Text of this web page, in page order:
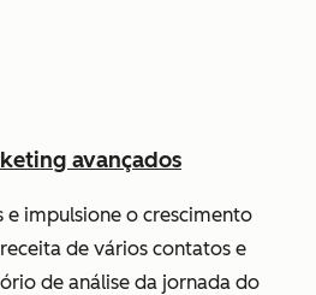
avançados
e impulsione o crescimento
de vários contatos e
de análise da jornada do